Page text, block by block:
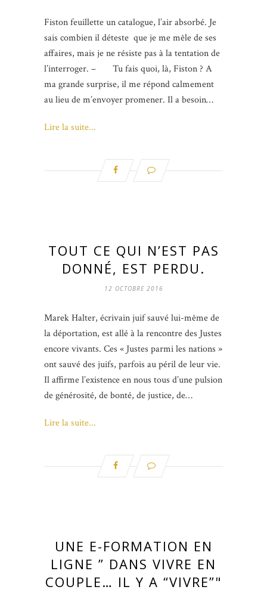
Fiston feuillette un catalogue, l’air absorbé. Je
sais combien il déteste que je me mêle de ses
affaires, mais je ne résiste pas à la tentation de
l’interroger. – Tu fais quoi, là, Fiston ? A
ma grande surprise, il me répond calmement
au lieu de m’envoyer promener. Il a besoin…
Lire la suite...
TOUT CE QUI N’EST PAS
DONNÉ, EST PERDU.
12 OCTOBRE 2016
Marek Halter, écrivain juif sauvé lui-même de
la déportation, est allé à la rencontre des Justes
encore vivants. Ces « Justes parmi les nations »
ont sauvé des juifs, parfois au péril de leur vie.
Il affirme l’existence en nous tous d’une pulsion
de générosité, de bonté, de justice, de…
Lire la suite...
UNE E-FORMATION EN
LIGNE ” DANS VIVRE EN
COUPLE… IL Y A “VIVRE”"